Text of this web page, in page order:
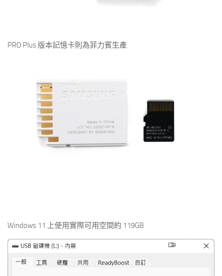
PRO Plus 版本記憶卡則為菲力賓生產
Windows 11 上使用實際可用空間約 119GB